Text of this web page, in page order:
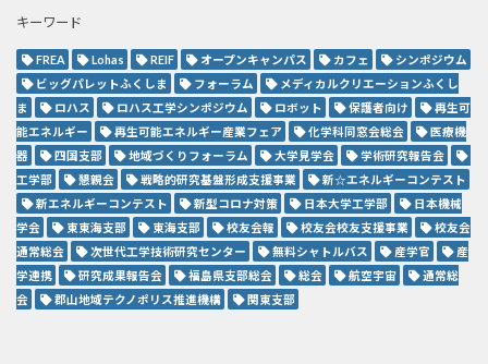
キーワード
FREA Lohas REIF オープンキャンパス カフェ
シンポジウム
ビッグパレットふくしま
フォーラム
メディカルクリエーションふくし
ま
ロハス ロハス工学シンポジウム ロボット 保護者向け
再生可
能エネルギー
再生可能エネルギー産業フェア 化学科同窓会総会
医療機
器
四国支部 地域づくりフォーラム 大学見学会
学術研究報告会
工学部
懇親会 戦略的研究基盤形成支援事業
新☆エネルギーコンテスト
新エネルギーコンテスト
新型コロナ対策 日本大学工学部
日本機械
学会
東東海支部 東海支部 校友会報 校友会校友支援事業
校友会
通常総会
次世代工学技術研究センター 無料シャトルバス 産学官
産
学連携
研究成果報告会 福島県支部総会 総会 航空宇宙
通常総
会
郡山地域テクノポリス推進機構 関東支部